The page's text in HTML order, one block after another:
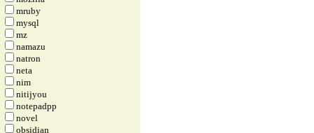
mruby
mysql
mz
namazu
natron
neta
nim
nitijyou
notepadpp
novel
obsidian